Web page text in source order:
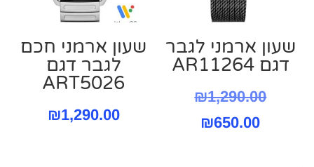
שעון ארמני לגבר
דגם AR11264
₪1,290.00
המחיר
₪650.00
שעון ארמני חכם
לגבר דגם
ART5026
₪1,290.00